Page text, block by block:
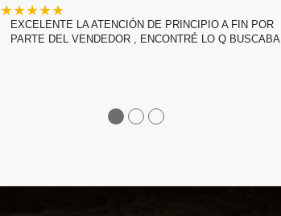
★★★★★
EXCELENTE LA ATENCIÓN DE PRINCIPIO A FIN POR
PARTE DEL VENDEDOR , ENCONTRÉ LO Q BUSCABA
●●●